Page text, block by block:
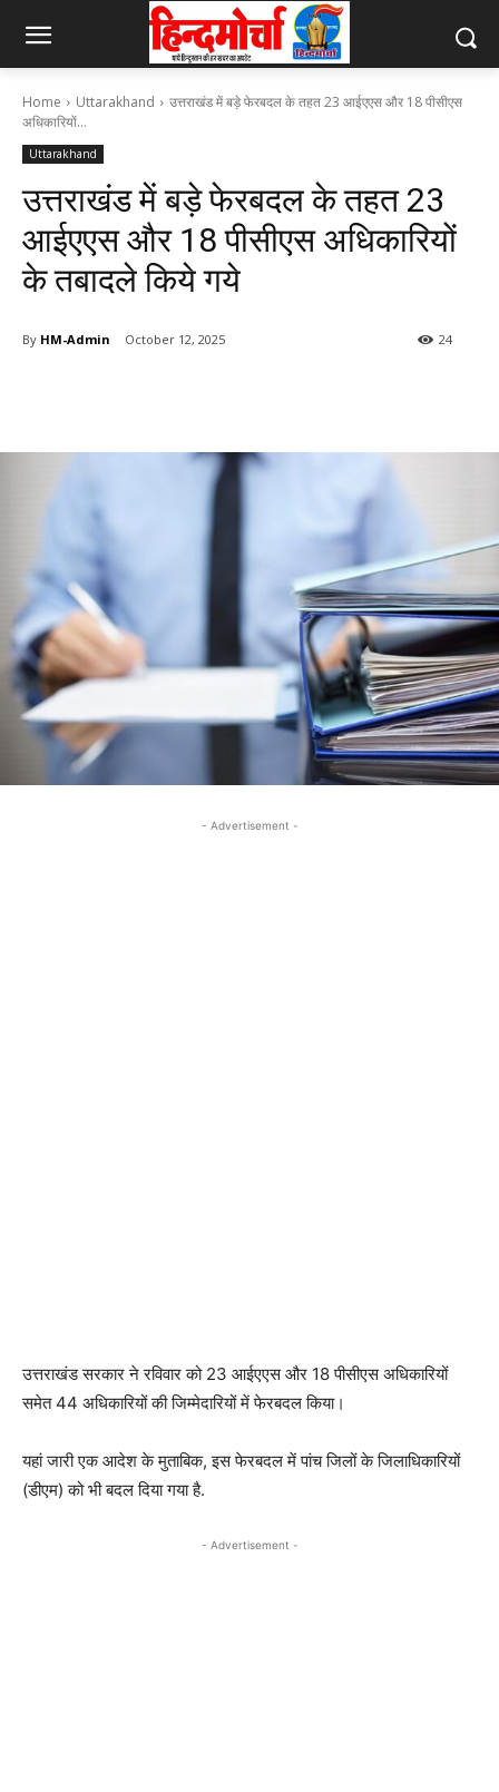
Home Uttarakhand
उत्तराखंड में बड़े फेरबदल के तहत 23 आईएएस और 18 पीसीएस
अधिकारियों...
Uttarakhand
उत्तराखंड में बड़े फेरबदल के तहत 23
आईएएस और 18 पीसीएस अधिकारियों
के तबादले किये गये
By HM-Admin October 12, 2025 24
- Advertisement -
उत्तराखंड सरकार ने रविवार को 23 आईएएस और 18 पीसीएस अधिकारियों
समेत 44 अधिकारियों की जिम्मेदारियों में फेरबदल किया।
यहां जारी एक आदेश के मुताबिक, इस फेरबदल में पांच जिलों के जिलाधिकारियों
(डीएम) को भी बदल दिया गया है.
- Advertisement -